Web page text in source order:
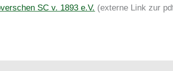
SC v. 1893 e.V. (externe Link zur